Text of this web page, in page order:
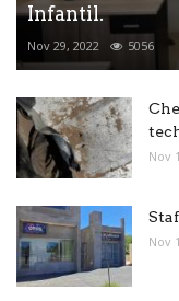
Infantil.
Nov 29, 2022 5056
Nov
Nov